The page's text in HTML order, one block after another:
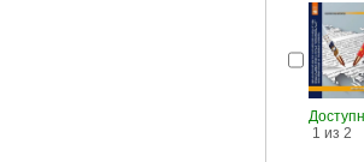
1 из 2